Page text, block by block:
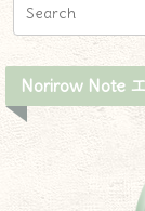
Norirow Note